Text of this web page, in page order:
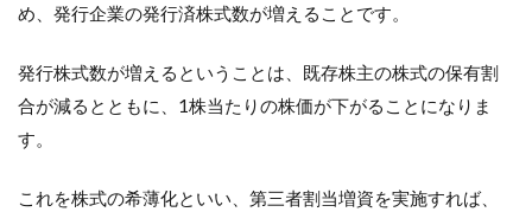
め、発行企業の発行済株式数が増えることです。
発行株式数が増えるということは、既存株主の株式の保有割
合が減るとともに、1株当たりの株価が下がることになりま
す。
これを株式の希薄化といい、第三者割当増資を実施すれば、